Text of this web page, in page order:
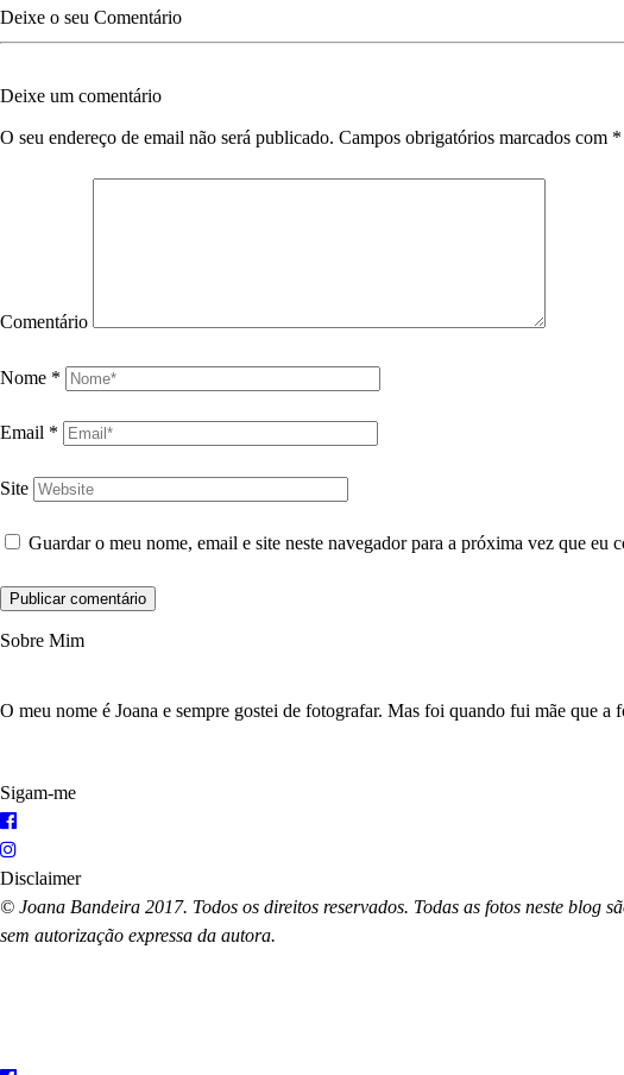
Deixe o seu Comentário
Deixe um comentário
O seu endereço de email não será publicado. Campos obrigatórios marcados com *
Comentário
Nome *
Email *
Site
Guardar o meu nome, email e site neste navegador para a próxima vez que eu
Sobre Mim
O meu nome é Joana e sempre gostei de fotografar. Mas foi quando fui mãe que
Sigam-me
Disclaimer
© Joana Bandeira 2017. Todos os direitos reservados. Todas as fotos neste
sem autorização expressa da autora.